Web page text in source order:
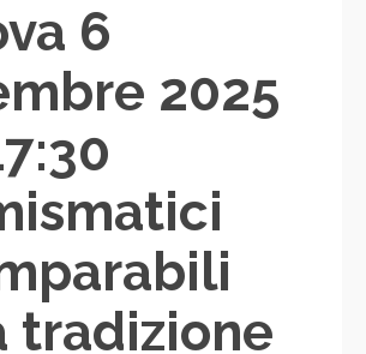
6
2025
tradizione